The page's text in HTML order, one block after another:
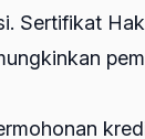
Sertifikat